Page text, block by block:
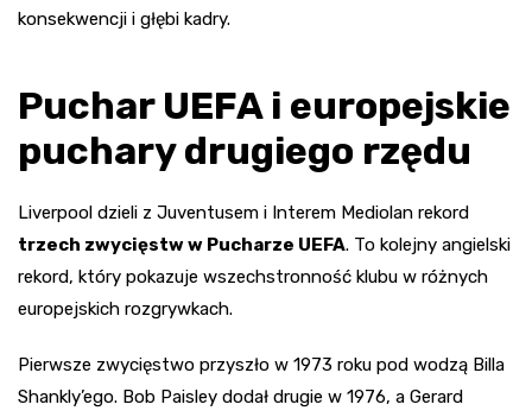
konsekwencji i głębi kadry.
Puchar UEFA i europejskie
puchary drugiego rzędu
Liverpool dzieli z Juventusem i Interem Mediolan rekord
trzech zwycięstw w Pucharze UEFA. To kolejny angielski
rekord, który pokazuje wszechstronność klubu w różnych
europejskich rozgrywkach.
Pierwsze zwycięstwo przyszło w 1973 roku pod wodzą Billa
Shankly’ego. Bob Paisley dodał drugie w 1976, a Gerard